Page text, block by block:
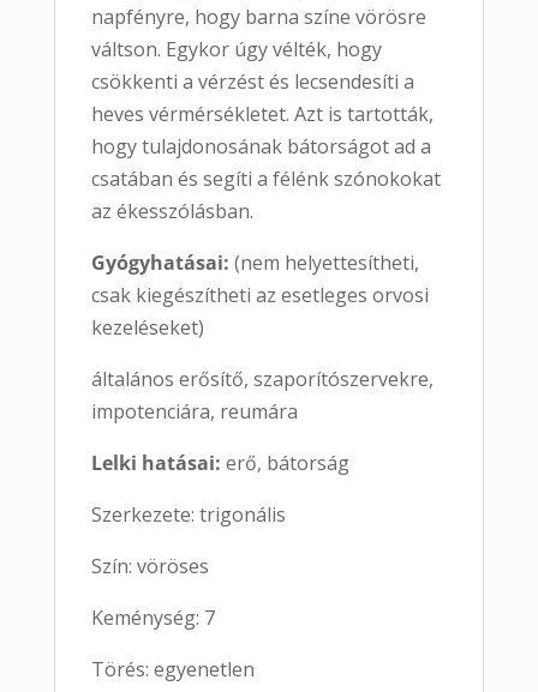
napfényre, hogy barna színe vörösre
váltson. Egykor úgy vélték, hogy
csökkenti a vérzést és lecsendesíti a
heves vérmérsékletet. Azt is tartották,
hogy tulajdonosának bátorságot ad a
csatában és segíti a félénk szónokokat
az ékesszólásban.
Gyógyhatásai: (nem helyettesítheti,
csak kiegészítheti az esetleges orvosi
kezeléseket)
általános erősítő, szaporítószervekre,
impotenciára, reumára
Lelki hatásai: erő, bátorság
Szerkezete: trigonális
Szín: vöröses
Keménység: 7
Törés: egyenetlen